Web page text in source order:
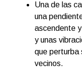
Una de las
una
ascendente
y unas
que perturba
vecinos.